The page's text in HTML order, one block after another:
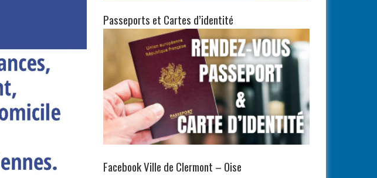
Passeports et Cartes d’identité
Facebook Ville de Clermont – Oise